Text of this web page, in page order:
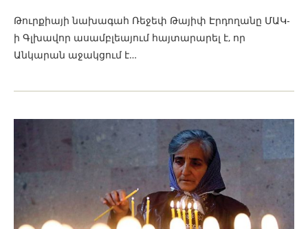
Թուրքիայի նախագահ Ռեջեփ Թայիփ Էրդողանը ՄԱԿ-
ի Գլխավոր ասամբլեայում հայտարարել է, որ
Անկարան աջակցում է…